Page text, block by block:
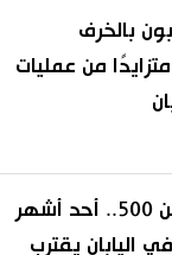
بالخرف
من عمليات
وداعًا لشينكانسن 500.. أحد أشهر
اليابان يقترب